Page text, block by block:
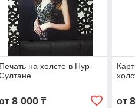
Печать на холсте в Нур-
8 000₸ от